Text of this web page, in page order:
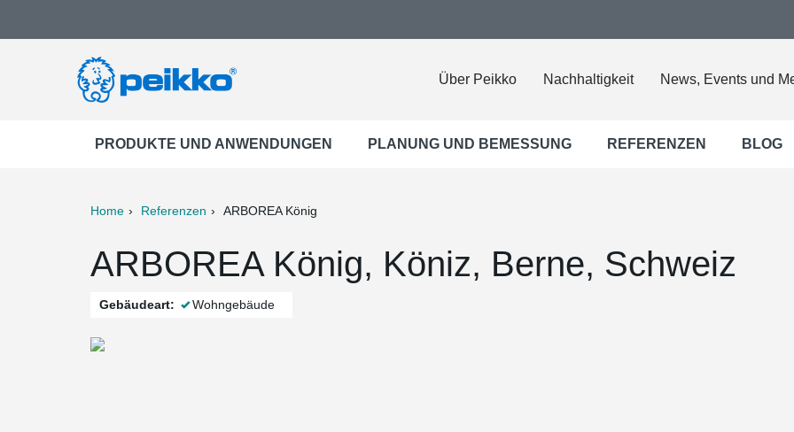
Über Peikko Nachhaltigkeit News, Events und
PRODUKTE UND ANWENDUNGEN PLANUNG UND BEMESSUNG REFERENZEN BLOG
Home Referenzen ARBOREA König
ARBOREA König, Köniz, Berne, Schweiz
Gebäudeart: Wohngebäude